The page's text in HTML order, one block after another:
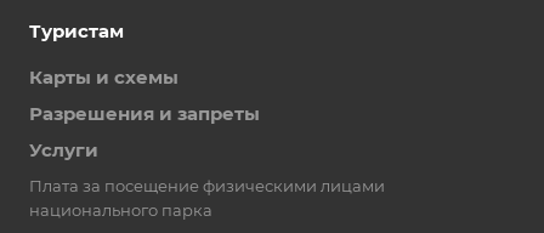
Туристам
Карты и схемы
Разрешения и запреты
Услуги
Плата за посещение физическими лицами
национального парка